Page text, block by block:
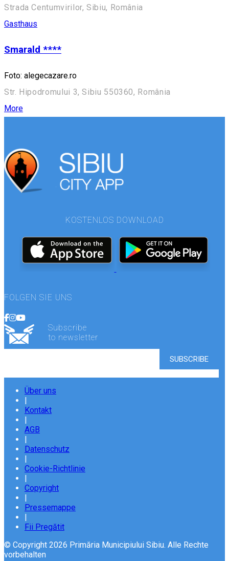
Strada Centumvirilor, Sibiu, România
Gasthaus
Smarald ****
Foto: alegecazare.ro
Str. Hipodromului 3, Sibiu 550360, România
More
KOSTENLOS DOWNLOAD
FOLGEN SIE UNS
Subscribe
to newsletter
Über uns
|
Kontakt
|
AGB
|
Datenschutz
|
Cookie-Richtlinie
|
Copyright
|
Pressemappe
|
Fii Pregătit
© Copyright 2026 Primăria Municipiului Sibiu. Alle Rechte
vorbehalten